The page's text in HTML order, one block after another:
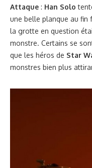
Attaque : Han Solo
une belle planque au fin
la grotte en question
monstre. Certains se
que les héros de Star
monstres bien plus